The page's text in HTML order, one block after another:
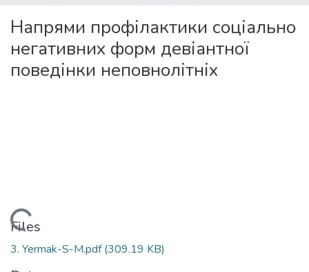
Напрями профілактики соціально
негативних форм девіантної
поведінки неповнолітніх
Files
3. Yermak-S-M.pdf(309.19 KB)